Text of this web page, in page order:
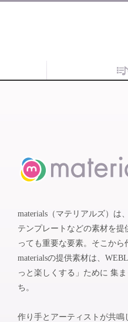
materials（マテリアルズ）は
テンプレートなどの素材を
っても重要な要素。そこから
materialsの提供素材は、
っと楽しくする」ために 集
ち。
作り手とアーティストが共